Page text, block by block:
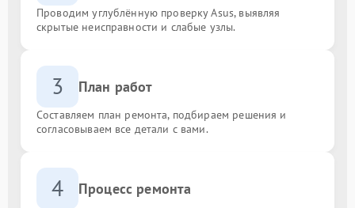
Проводим углублённую проверку Asus, выявляя
скрытые неисправности и слабые узлы.
3 План работ
Составляем план ремонта, подбираем решения и
согласовываем все детали с вами.
4 Процесс ремонта